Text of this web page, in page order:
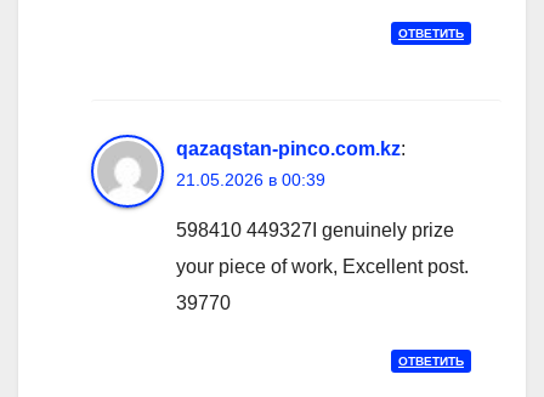
ОТВЕТИТЬ
qazaqstan-pinco.com.kz:
21.05.2026 в 00:39
598410 449327I genuinely prize
your piece of work, Excellent post.
39770
ОТВЕТИТЬ